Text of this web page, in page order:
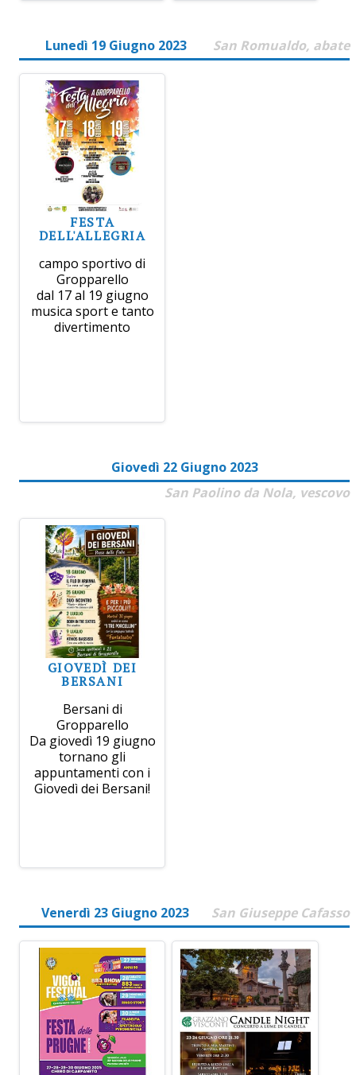
Lunedì 19 Giugno 2023 San Romualdo, abate
FESTA
DELL'ALLEGRIA
campo sportivo di
Gropparello
dal 17 al 19 giugno
musica sport e tanto
divertimento
Giovedì 22 Giugno 2023
San Paolino da Nola, vescovo
GIOVEDÌ DEI
BERSANI
Bersani di
Gropparello
Da giovedì 19 giugno
tornano gli
appuntamenti con i
Giovedì dei Bersani!
Venerdì 23 Giugno 2023 San Giuseppe Cafasso